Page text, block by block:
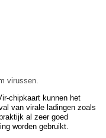
virussen.
chipkaart kunnen het
van virale ladingen zoals
al zeer goed
worden gebruikt.